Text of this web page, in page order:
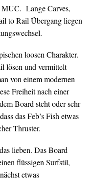
Lange Carves,
to Rail Übergang liegen
loosen Charakter.
lösen und vermittelt
von einem modernen
Freiheit nach einer
Board steht oder sehr
das Feb’s Fish etwas
Thruster.
lieben. Das Board
flüssigen Surfstil,
etwas